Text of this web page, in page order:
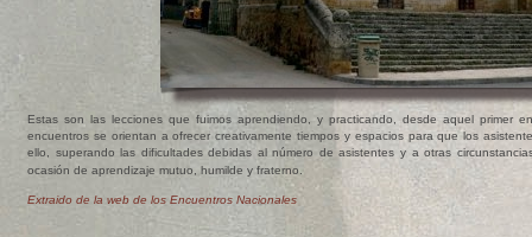
Estas son las lecciones que fuimos aprendiendo, y practicando, desde aquel primer
encuentros se orientan a ofrecer creativamente tiempos y espacios para que los
ello, superando las dificultades debidas al número de asistentes y a otras
ocasión de aprendizaje mutuo, humilde y fraterno.
Extraido de la web de los Encuentros Nacionales